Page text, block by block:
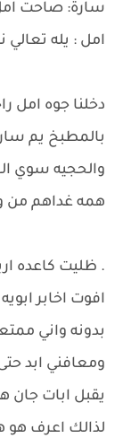
سارة: صاحت
امل : يله
دخلنا جوه امل
بالمطبخ يم
والحجيه سوي
همه غداهم من وكت يعني
. ظليت كاعده
افوت اخابر
بدونه واني
ومعافني ابد
يقبل ابات جان
لذالك اعرف هو